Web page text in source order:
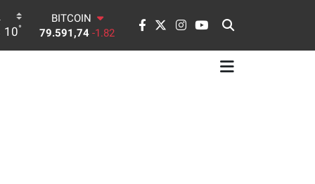
10°
BITCOIN
79.591,74
-1.82
DOLAR